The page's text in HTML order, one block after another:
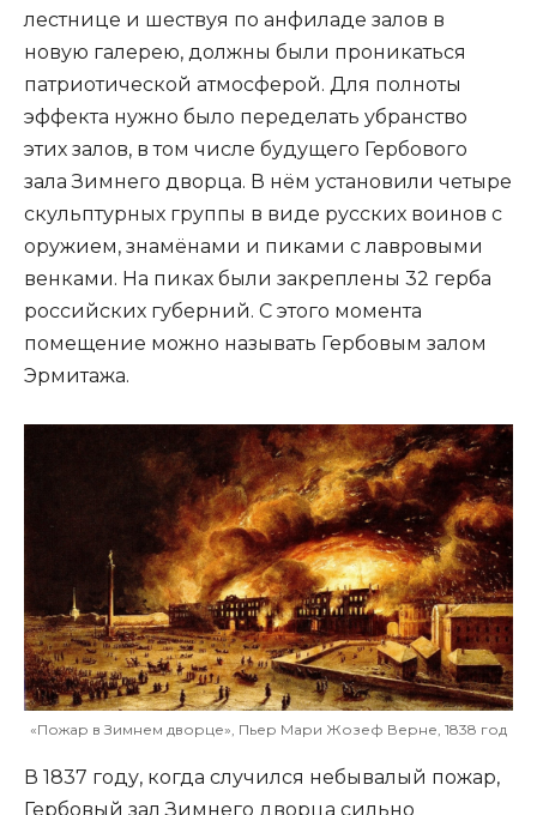
лестнице и шествуя по анфиладе залов в
новую галерею, должны были проникаться
патриотической атмосферой. Для полноты
эффекта нужно было переделать убранство
этих залов, в том числе будущего Гербового
зала Зимнего дворца. В нём установили четыре
скульптурных группы в виде русских воинов с
оружием, знамёнами и пиками с лавровыми
венками. На пиках были закреплены 32 герба
российских губерний. С этого момента
помещение можно называть Гербовым залом
Эрмитажа.
«Пожар в Зимнем дворце», Пьер Мари Жозеф Верне, 1838 год
В 1837 году, когда случился небывалый пожар,
Гербовый зал Зимнего дворца сильно